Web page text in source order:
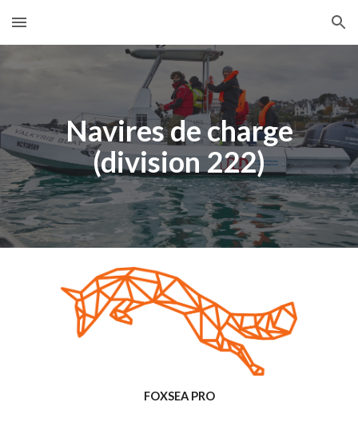
Skip to main content Skip to navigation
Navires de charge
(division 222)
FOXSEA PRO